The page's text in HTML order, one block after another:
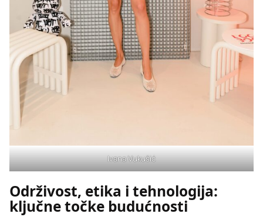
Ivana Vukušić
Održivost, etika i tehnologija:
ključne točke budućnosti